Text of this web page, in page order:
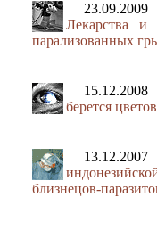
Лекарства и
парализованных
берется
близнецов-